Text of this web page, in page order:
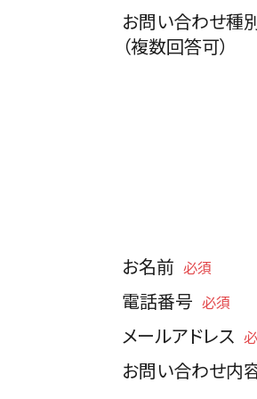
お問い合わせ種
（複数回答可）
お名前 必須
電話番号 必須
メールアドレス
お問い合わせ内